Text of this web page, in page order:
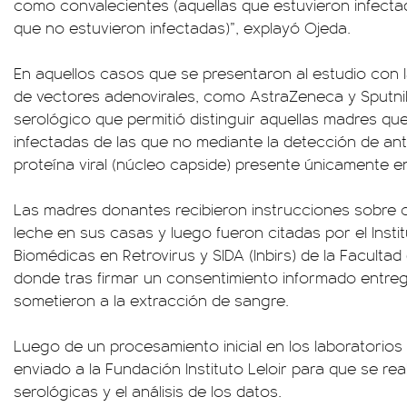
como convalecientes (aquellas que estuvieron
que no estuvieron infectadas)”, explayó Ojeda.
En aquellos casos que se presentaron al estudio con
de vectores adenovirales, como AstraZeneca y
serológico que permitió distinguir aquellas madres
infectadas de las que no mediante la detección de
proteína viral (núcleo capside) presente únicamente
Las madres donantes recibieron instrucciones sobre
leche en sus casas y luego fueron citadas por el
Biomédicas en Retrovirus y SIDA (Inbirs) de la
donde tras firmar un consentimiento informado
sometieron a la extracción de sangre.
Luego de un procesamiento inicial en los laboratorios
enviado a la Fundación Instituto Leloir para que se
serológicas y el análisis de los datos.